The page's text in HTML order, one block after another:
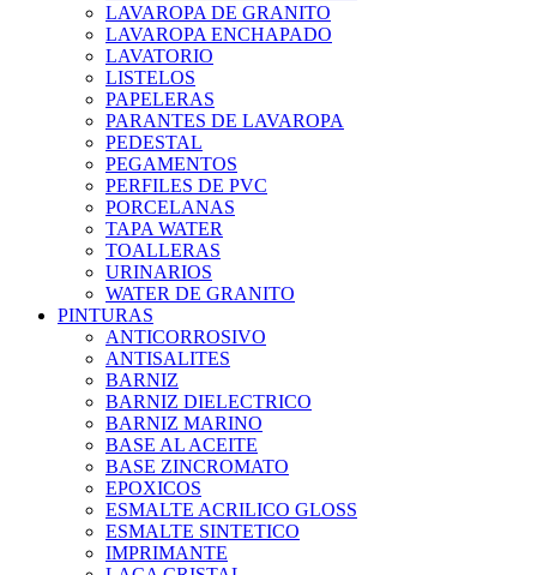
LAVAROPA DE GRANITO
LAVAROPA ENCHAPADO
LAVATORIO
LISTELOS
PAPELERAS
PARANTES DE LAVAROPA
PEDESTAL
PEGAMENTOS
PERFILES DE PVC
PORCELANAS
TAPA WATER
TOALLERAS
URINARIOS
WATER DE GRANITO
PINTURAS
ANTICORROSIVO
ANTISALITES
BARNIZ
BARNIZ DIELECTRICO
BARNIZ MARINO
BASE AL ACEITE
BASE ZINCROMATO
EPOXICOS
ESMALTE ACRILICO GLOSS
ESMALTE SINTETICO
IMPRIMANTE